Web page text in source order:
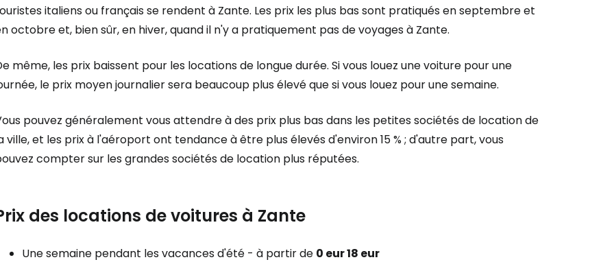
italiens ou français se rendent à Zante. Les prix les plus bas sont pratiqués en septembre et
octobre et, bien sûr, en hiver, quand il n'y a pratiquement pas de voyages à Zante.
même, les prix baissent pour les locations de longue durée. Si vous louez une voiture pour une
le prix moyen journalier sera beaucoup plus élevé que si vous louez pour une semaine.
pouvez généralement vous attendre à des prix plus bas dans les petites sociétés de location de
ville, et les prix à l'aéroport ont tendance à être plus élevés d'environ 15 % ; d'autre part, vous
compter sur les grandes sociétés de location plus réputées.
des locations de voitures à Zante
Une semaine pendant les vacances d'été - à partir de 0 eur 18 eur